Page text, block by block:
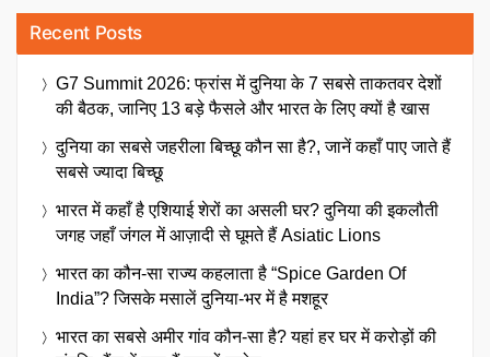
Recent Posts
G7 Summit 2026: फ्रांस में दुनिया के 7 सबसे ताकतवर देशों
की बैठक, जानिए 13 बड़े फैसले और भारत के लिए क्यों है खास
दुनिया का सबसे जहरीला बिच्छू कौन सा है?, जानें कहाँ पाए जाते हैं
सबसे ज्यादा बिच्छू
भारत में कहाँ है एशियाई शेरों का असली घर? दुनिया की इकलौती
जगह जहाँ जंगल में आज़ादी से घूमते हैं Asiatic Lions
भारत का कौन-सा राज्य कहलाता है “Spice Garden Of
India”? जिसके मसालें दुनिया-भर में है मशहूर
भारत का सबसे अमीर गांव कौन-सा है? यहां हर घर में करोड़ों की